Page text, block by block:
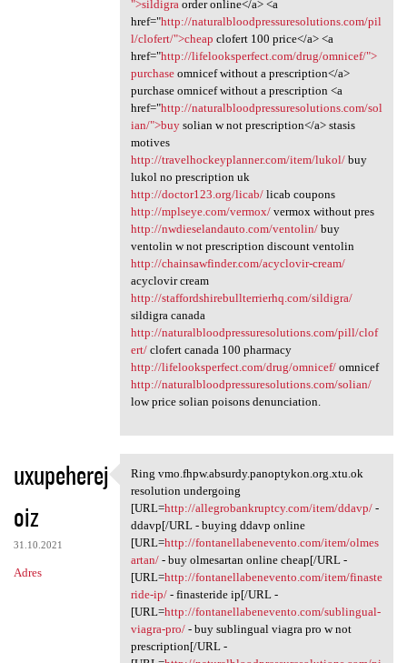
">sildigra order online</a> <a
href="http://naturalbloodpressuresolutions.com/pil
l/clofert/">cheap clofert 100 price</a> <a
href="http://lifelooksperfect.com/drug/omnicef/">
purchaseomnicef without a prescription</a>
purchase omnicef without a prescription <a
href="http://naturalbloodpressuresolutions.com/sol
ian/">buysolian w not prescription</a> stasis
motives
http://travelhockeyplanner.com/item/lukol/buy
lukol no prescription uk
http://doctor123.org/licab/licab coupons
http://mplseye.com/vermox/vermox without pres
http://nwdieselandauto.com/ventolin/buy
ventolin w not prescription discount ventolin
http://chainsawfinder.com/acyclovir-cream/
acyclovir cream
http://staffordshirebullterrierhq.com/sildigra/
sildigra canada
http://naturalbloodpressuresolutions.com/pill/clof
ert/clofert canada 100 pharmacy
http://lifelooksperfect.com/drug/omnicef/omnicef
http://naturalbloodpressuresolutions.com/solian/
low price solian poisons denunciation.
uxupeherej
oiz
31.10.2021
Adres
Ring vmo.fhpw.absurdy
Ring vmo.fhpw.absurdy.panoptykon.org.xtu.ok
resolution undergoing
[URL=http://allegrobankruptcy.com/item/ddavp/-
ddavp[/URL - buying ddavp online
[URL=http://fontanellabenevento.com/item/olmes
artan/- buy olmesartan online cheap[/URL -
[URL=http://fontanellabenevento.com/item/finaste
ride-ip/- finasteride ip[/URL -
[URL=http://fontanellabenevento.com/sublingual-
viagra-pro/- buy sublingual viagra pro w not
prescription[/URL -